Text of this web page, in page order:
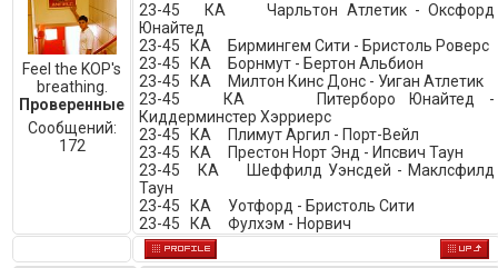
Feel the KOP's
breathing.
Проверенные
Сообщений:
172
23-45 КА Чарльтон Атлетик - Оксфорд
Юнайтед
23-45 КА Бирмингем Сити - Бристоль Роверс
23-45 КА Борнмут - Бертон Альбион
23-45 КА Милтон Кинс Донс - Уиган Атлетик
23-45 КА Питерборо Юнайтед -
Киддерминстер Хэрриерс
23-45 КА Плимут Аргил - Порт-Вейл
23-45 КА Престон Норт Энд - Ипсвич Таун
23-45 КА Шеффилд Уэнсдей - Маклсфилд
Таун
23-45 КА Уотфорд - Бристоль Сити
23-45 КА Фулхэм - Норвич